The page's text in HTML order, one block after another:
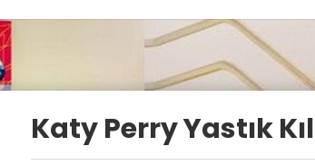
Katy Perry Yastık